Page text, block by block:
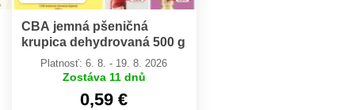
CBA jemná pšeničná
krupica dehydrovaná 500 g
Platnosť: 6. 8. - 19. 8. 2026
Zostáva 11 dnů
0,59 €